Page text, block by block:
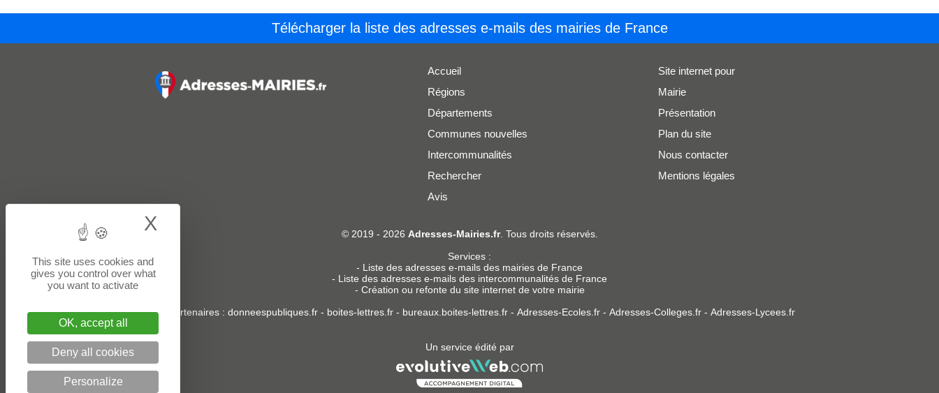
Télécharger la liste des adresses e-mails des mairies de France
Accueil
Régions
Départements
Communes nouvelles
Intercommunalités
Rechercher
Avis
Site internet pour
Mairie
Présentation
Plan du site
Nous contacter
Mentions légales
© 2019 - 2026 Adresses-Mairies.fr. Tous droits réservés.
Services :
- Liste des adresses e-mails des mairies de France
- Liste des adresses e-mails des intercommunalités de France
- Création ou refonte du site internet de votre mairie
Sites partenaires: donneespubliques.fr- boites-lettres.fr- bureaux.boites-lettres.fr- Adresses-Ecoles.fr- Adresses-Colleges.fr- Adresses-Lycees.fr
Un service édité par
This site uses cookies and
gives you control over what
you want to activate
OK, accept all
Deny all cookies
Personalize
X